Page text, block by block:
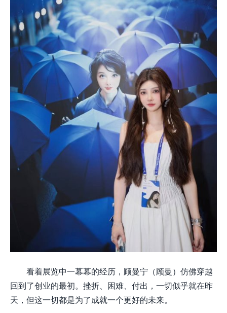
看着展览中一幕幕的经历，顾曼宁（顾曼）仿佛穿越
回到了创业的最初。挫折、困难、付出，一切似乎就在昨
天，但这一切都是为了成就一个更好的未来。